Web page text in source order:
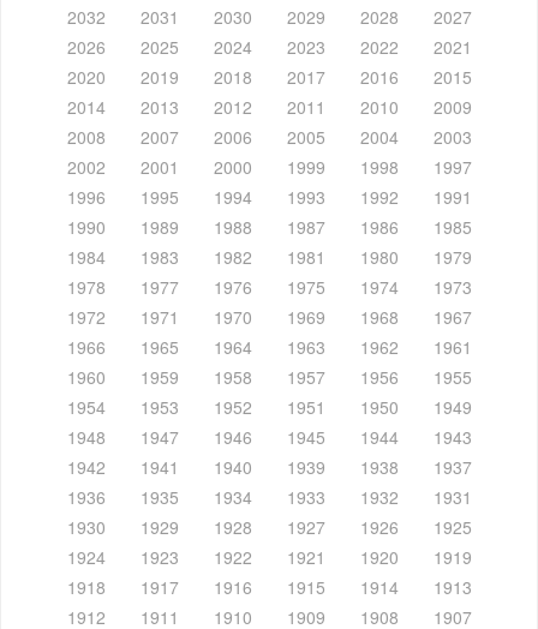
2032
2031 2030 2029 2028
2027
2026
2025 2024 2023 2022
2021
2020
2019 2018 2017 2016
2015
2014
2013 2012 2011 2010
2009
2008
2007 2006 2005 2004
2003
2002
2001 2000 1999 1998
1997
1996
1995 1994 1993 1992
1991
1990
1989 1988 1987 1986
1985
1984
1983 1982 1981 1980
1979
1978
1977 1976 1975 1974
1973
1972
1971 1970 1969 1968
1967
1966
1965 1964 1963 1962
1961
1960
1959 1958 1957 1956
1955
1954
1953 1952 1951 1950
1949
1948
1947 1946 1945 1944
1943
1942
1941 1940 1939 1938
1937
1936
1935 1934 1933 1932
1931
1930
1929 1928 1927 1926
1925
1924
1923 1922 1921 1920
1919
1918
1917 1916 1915 1914
1913
1912
1911 1910 1909 1908
1907